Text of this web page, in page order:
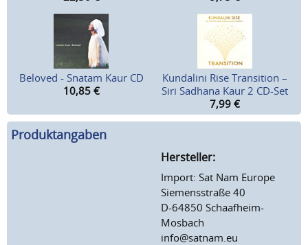
Beloved - Snatam Kaur CD
10,85 €
Kundalini Rise Transition –
Siri Sadhana Kaur 2 CD-Set
7,99 €
Produktangaben
Hersteller:
Import: Sat Nam Europe
Siemensstraße 40
D-64850 Schaafheim-
Mosbach
info@satnam.eu